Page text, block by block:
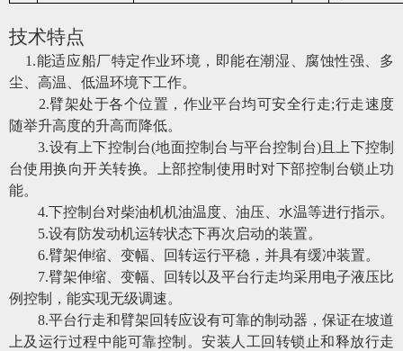
技术特点
1.能适应船厂特定作业环境，即能在潮湿、腐蚀性强、多
尘、高温、低温环境下工作。
2.臂架处于各个位置，作业平台均可安全行走;行走速度
随举升高度的升高而降低。
3.设有上下控制台(地面控制台与平台控制台)且上下控制
台使用换向开关转换。上部控制使用时对下部控制台锁止功
能。
4.下控制台对柴油机机油温度、油压、水温等进行指示。
5.设有防发动机运转状态下再次启动的装置。
6.臂架伸缩、变幅、回转运行平稳，并具有缓冲装置。
7.臂架伸缩、变幅、回转以及平台行走均采用电子液压比
例控制，能实现无级调速。
8.平台行走和臂架回转应设有可靠的制动器，保证在坡道
上及运行过程中能可靠控制。安装人工回转锁止和释放行走